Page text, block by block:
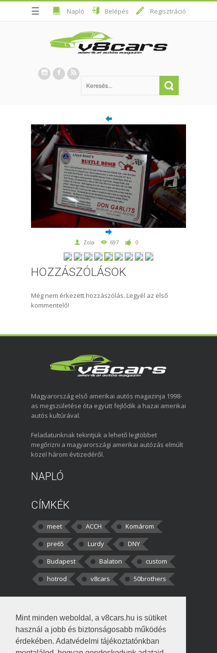
Mint minden weboldal, a v8cars.hu is sütiket
használ a jobb és biztonságosabb működés
érdekében. Adatvédelmi tájékoztatónkban
☰ Napló Belépés Regisztráció
Zola 697 0
HOZZÁSZÓLÁSOK
Még nem érkezett hozzászólás. Legyél az első
kommentelő!
Magyarország első amerikai autós magazinja 1998-
as megszületése óta együtt fejlődik a hazai amerikai
autós kultúrával.
Feladatunknak tekintjük a lehető legtöbbet
megőrizni a magyarországi amerikai autózás elmúlt
közel három évtizedéről.
NAPLÓ
CÍMKÉK
meet ACCH
Komárom
pre65
Lurdy
DNY
Budapest
Balaton
custom
hotrod
v8cars 50brothers
kortisz:Elszúrtam! Én csak két
darabbaal számoltam. Nem tudtam, hogy fél autót,